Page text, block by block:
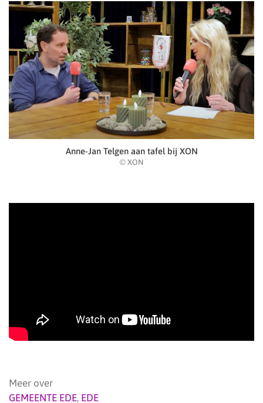
Anne-Jan Telgen aan tafel bij XON
© XON
Meer over
GEMEENTE EDE, EDE